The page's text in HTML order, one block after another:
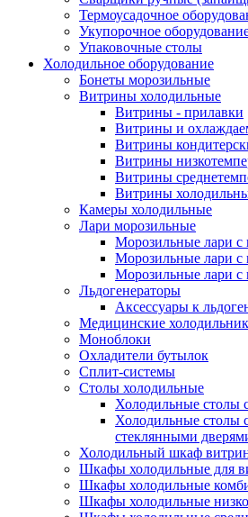
Термоусадочное
Укупорочное
Упаковочные столы
Холодильное оборудование
Бонеты морозильные
Витрины холодильные
Витрины - прилавки
Витрины и
Витрины
Витрины
Витрины
Витрины
Камеры холодильные
Лари морозильные
Морозильные лари с
Морозильные лари с
Морозильные лари с
Льдогенераторы
Аксессуары к
Медицинские
Моноблоки
Охладители бутылок
Сплит-системы
Столы холодильные
Холодильные столы
Холодильные столы
стеклянными
Холодильный шкаф
Шкафы холодильные для
Шкафы холодильные
Шкафы холодильные